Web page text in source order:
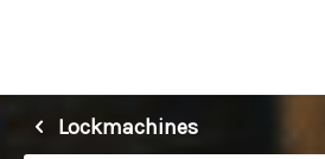
Lockmachines